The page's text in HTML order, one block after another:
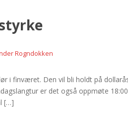
Rogndokken
i finværet. Den vil bli holdt på
er det også oppmøte
[…]